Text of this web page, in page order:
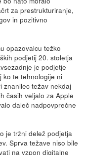
za prestrukturiranje,
in pozitivno
opazovalcu težko
podjetij 20. stoletja
je podjetje
ko te tehnologije ni
znanilec težav nekdaj
časih veljalo za Apple
daleč nadpovprečne
je tržni delež podjetja
Sprva težave niso bile
na vzpon digitalne